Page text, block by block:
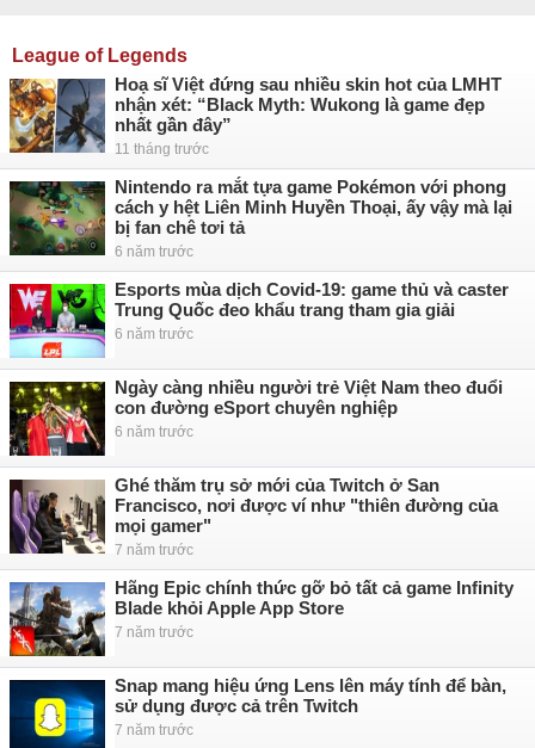
League of Legends
Hoạ sĩ Việt đứng sau nhiều skin hot của LMHT
nhận xét: “Black Myth: Wukong là game đẹp
nhất gần đây”
11 tháng trước
Nintendo ra mắt tựa game Pokémon với phong
cách y hệt Liên Minh Huyền Thoại, ấy vậy mà lại
bị fan chê tơi tả
6 năm trước
Esports mùa dịch Covid-19: game thủ và caster
Trung Quốc đeo khẩu trang tham gia giải
6 năm trước
Ngày càng nhiều người trẻ Việt Nam theo đuổi
con đường eSport chuyên nghiệp
6 năm trước
Ghé thăm trụ sở mới của Twitch ở San
Francisco, nơi được ví như "thiên đường của
mọi gamer"
7 năm trước
Hãng Epic chính thức gỡ bỏ tất cả game Infinity
Blade khỏi Apple App Store
7 năm trước
Snap mang hiệu ứng Lens lên máy tính để bàn,
sử dụng được cả trên Twitch
7 năm trước